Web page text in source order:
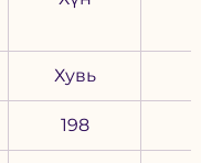
Хувь
198